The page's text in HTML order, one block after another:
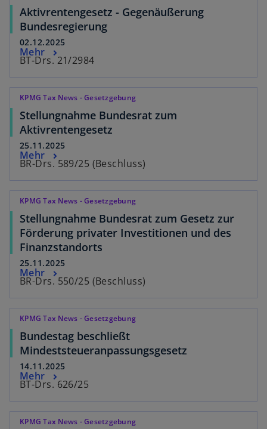
Aktivrentengesetz - Gegenäußerung
Bundesregierung
02.12.2025
BT-Drs. 21/2984
Mehr
KPMG Tax News - Gesetzgebung
Stellungnahme Bundesrat zum
Aktivrentengesetz
25.11.2025
BR-Drs. 589/25 (Beschluss)
Mehr
KPMG Tax News - Gesetzgebung
Stellungnahme Bundesrat zum Gesetz zur
Förderung privater Investitionen und des
Finanzstandorts
25.11.2025
BR-Drs. 550/25 (Beschluss)
Mehr
KPMG Tax News - Gesetzgebung
Bundestag beschließt
Mindeststeueranpassungsgesetz
14.11.2025
BT-Drs. 626/25
Mehr
KPMG Tax News - Gesetzgebung